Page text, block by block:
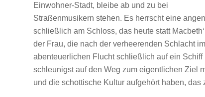
Einwohner-Stadt, bleibe ab und zu bei
Straßenmusikern stehen. Es herrscht eine
schließlich am Schloss, das heute statt
der Frau, die nach der verheerenden Schlacht
abenteuerlichen Flucht schließlich auf ein
schleunigst auf den Weg zum eigentlichen Ziel
und die schottische Kultur aufgehört haben,